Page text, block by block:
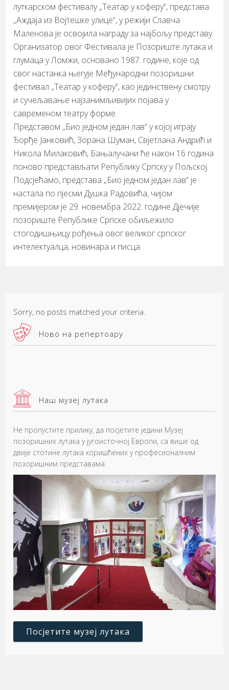
луткарском фестивалу „Театар у коферу“, представа
„Аждаја из Војтешке улице“, у режији Славча
Маленова je освојила награду за најбољу представу.
Организатор овог Фестивала је Позориште лутака и
глумаца у Ломжи, основано 1987. године, које од
свог настанка његује Међународни позоришни
фестивал „Театар у коферу“, као јединствену смотру
и сучељавање најзанимљивијих појава у
савременом театру форме.
Представом „Био једном један лав“ у којој играју
Ђорђе Јанковић, Зорана Шуман, Свјетлана Андрић и
Никола Милаковић, Бањалучани ће након 16 година
поново представљати Републику Српску у Пољској.
Подсјећамо, представа „Био једном један лав“ је
настала по пјесми Душка Радовића, чијом
премијером је 29. новембра 2022. године Дјечије
позориште Републике Српске обиљежило
стогодишњицу рођења овог великог српског
интелектуалца, новинара и писца.
Sorry, no posts matched your criteria.
Ново на репертоару
Наш музеј лутака
Не пропустите прилику, да посјетите једини Музеј
позоришних лутака у југоисточној Европи, са више од
двије стотине лутака коришћених у професионалним
позоришним представама.
Посјетите музеј лутака